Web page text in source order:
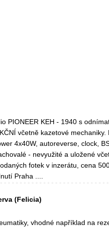
PIONEER KEH - 1940 s
včetně kazetové mechaniky.
4x40W, autoreverse, clock,
- nevyužité a uložené
fotek v inzerátu, cena
Praha ....
(Felicia)
vhodné například na